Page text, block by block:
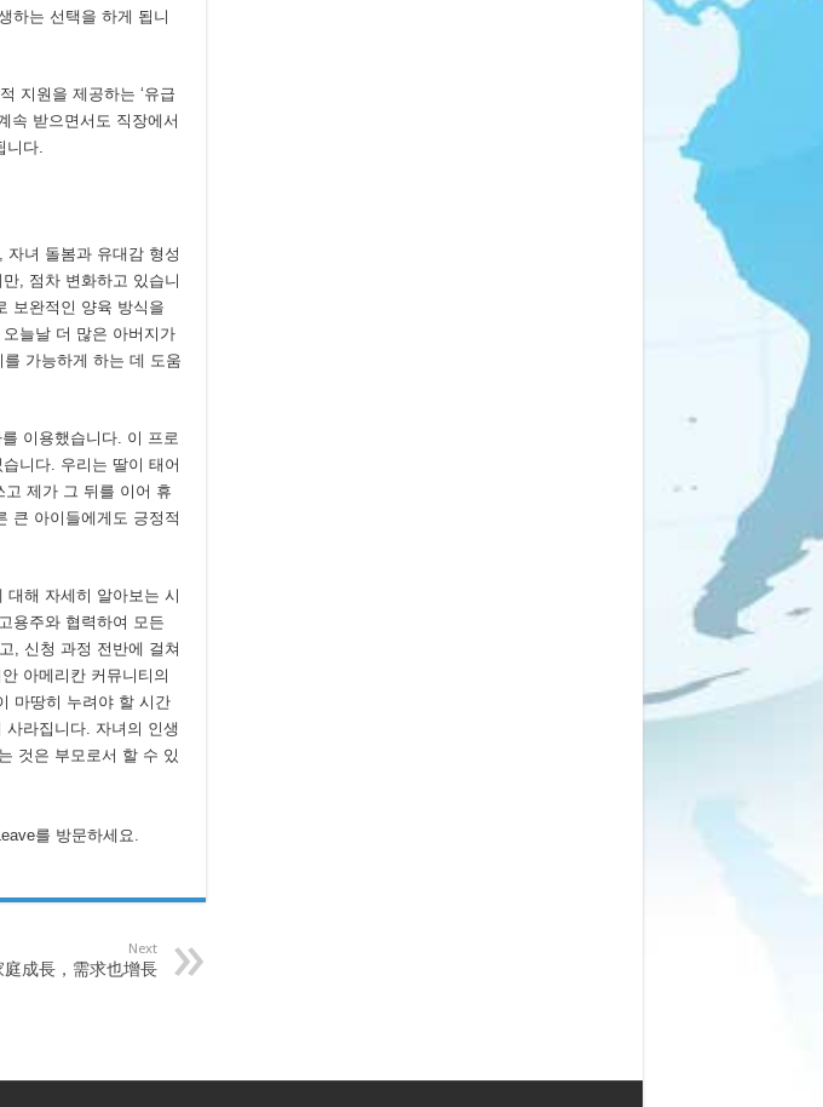
하는 선택을 하게 됩니
지원을 제공하는 ‘유급
속 받으면서도 직장에서
다.
녀 돌봄과 유대감 형성
, 점차 변화하고 있습니
보완적인 양육 방식을
늘날 더 많은 아버지가
가능하게 하는 데 도움
이용했습니다. 이 프로
니다. 우리는 딸이 태어
제가 그 뒤를 이어 휴
큰 아이들에게도 긍정적
해 자세히 알아보는 시
용주와 협력하여 모든
, 신청 과정 전반에 걸쳐
아메리칸 커뮤니티의
마땅히 누려야 할 시간
라집니다. 자녀의 인생
것은 부모로서 할 수 있
를 방문하세요.
Next
庭成長，需求也增長